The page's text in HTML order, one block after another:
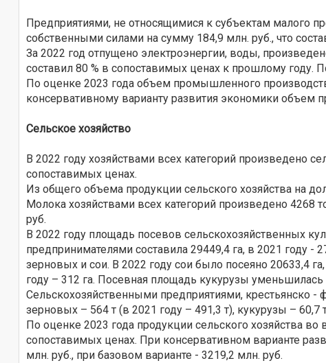
Предприятиями, не относящимися к субъектам малого
собственными силами на сумму 184,9 млн. руб., что
За 2022 год отпущено электроэнергии, воды,
составил 80 % в сопоставимых ценах к прошлому году.
По оценке 2023 года объем промышленного
консервативному варианту развития экономики объем
Сельское хозяйство
В 2022 году хозяйствами всех категорий произведено
сопоставимых ценах.
Из общего объема продукции сельского хозяйства на
Молока хозяйствами всех категорий произведено 4268
руб.
В 2022 году площадь посевов сельскохозяйственных
предпринимателями составила 29449,4 га, в 2021 году
зерновых и сои. В 2022 году сои было посеяно 20633,4
году – 312 га. Посевная площадь кукурузы
Сельскохозяйственными предприятиями, крестьянско
зерновых – 564 т (в 2021 году – 491,3 т), кукурузы – 60,7
По оценке 2023 года продукции сельского хозяйства
сопоставимых ценах. При консервативном варианте
млн. руб., при базовом варианте - 3219,2 млн. руб.